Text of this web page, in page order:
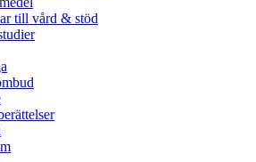
till vård & stöd